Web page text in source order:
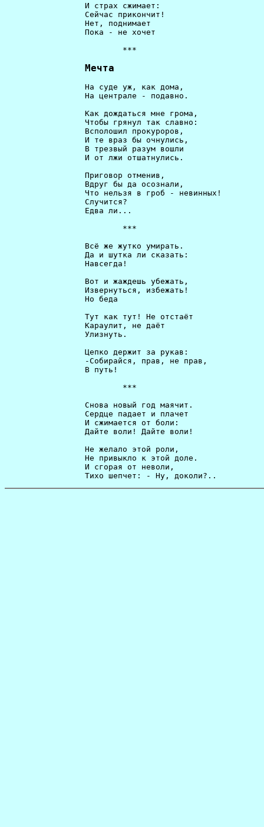
                 И страх сжимает:
                 Сейчас прикончит!
                 Нет, поднимает
                 Пока - не хочет
                         ***
Мечта
                 На суде уж, как дома,
                 На централе - подавно.
                 Как дождаться мне грома,
                 Чтобы грянул так славно:
                 Всполошил прокуроров,
                 И те враз бы очнулись,
                 В трезвый разум вошли
                 И от лжи отшатнулись.
                 Приговор отменив,
                 Вдруг бы да осознали,
                 Что нельзя в гроб - невинных!
                 Случится?
                 Едва ли...
                         ***
                 Всё же жутко умирать.
                 Да и шутка ли сказать:
                 Навсегда!
                 Вот и жаждешь убежать,
                 Извернуться, избежать!
                 Но беда
                 Тут как тут! Не отстаёт
                 Караулит, не даёт
                 Улизнуть.
                 Цепко держит за рукав:
                 -Собирайся, прав, не прав,
                 В путь!
                         ***
                 Снова новый год маячит.
                 Сердце падает и плачет
                 И сжимается от боли:
                 Дайте воли! Дайте воли!
                 Не желало этой роли,
                 Не привыкло к этой доле.
                 И сгорая от неволи,
                 Тихо шепчет: - Ну, доколи?..